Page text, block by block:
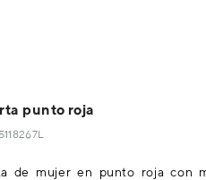
punto roja
de mujer en punto roja con